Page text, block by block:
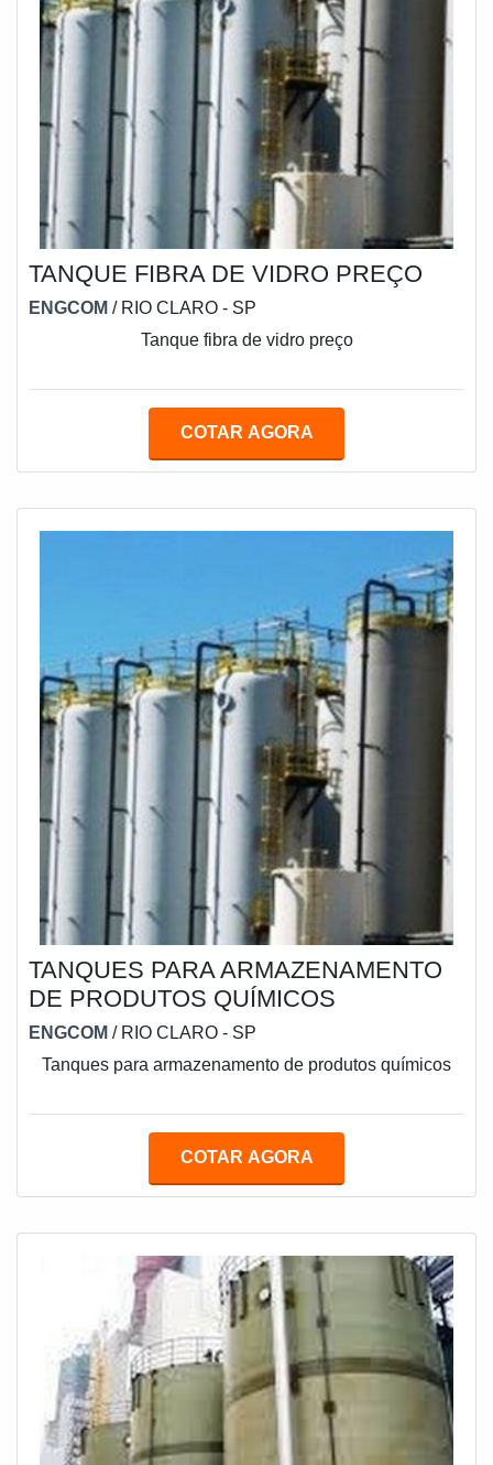
TANQUE FIBRA DE VIDRO PREÇO
ENGCOM / RIO CLARO - SP
Tanque fibra de vidro preço
COTAR AGORA
TANQUES PARA ARMAZENAMENTO
DE PRODUTOS QUÍMICOS
ENGCOM / RIO CLARO - SP
Tanques para armazenamento de produtos químicos
COTAR AGORA